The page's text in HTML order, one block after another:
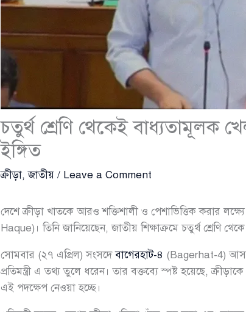
চতুর্থ শ্রেণি থেকেই বাধ্যতামূলক
ইঙ্গিত
ক্রীড়া,জাতীয় / Leave a Comment
দেশে ক্রীড়া খাতকে আরও শক্তিশালী ও পেশাভিত্তিক করার
Haque)। তিনি জানিয়েছেন, জাতীয় শিক্ষাক্রমে চতুর্থ শ্রেণি
সোমবার (২৭ এপ্রিল) সংসদেবাগেরহাট-৪ (Bagerhat-4)
প্রতিমন্ত্রী এ তথ্য তুলে ধরেন। তার বক্তব্যে স্পষ্ট হয়েছে,
এই পদক্ষেপ নেওয়া হচ্ছে।